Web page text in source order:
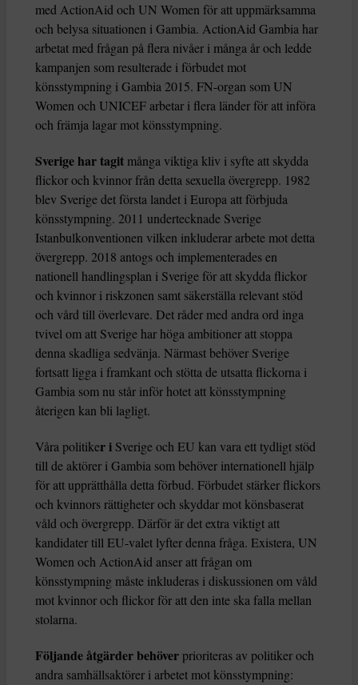
med ActionAid och UN Women för att uppmärksamma
och belysa situationen i Gambia. ActionAid Gambia har
arbetat med frågan på flera nivåer i många år och ledde
kampanjen som resulterade i förbudet mot
könsstympning i Gambia 2015. FN-organ som UN
Women och UNICEF arbetar i flera länder för att införa
och främja lagar mot könsstympning.
Sverige har tagit många viktiga kliv i syfte att skydda
flickor och kvinnor från detta sexuella övergrepp. 1982
blev Sverige det första landet i Europa att förbjuda
könsstympning. 2011 undertecknade Sverige
Istanbulkonventionen vilken inkluderar arbete mot detta
övergrepp. 2018 antogs och implementerades en
nationell handlingsplan i Sverige för att skydda flickor
och kvinnor i riskzonen samt säkerställa relevant stöd
och vård till överlevare. Det råder med andra ord inga
tvivel om att Sverige har höga ambitioner att stoppa
denna skadliga sedvänja. Närmast behöver Sverige
fortsatt ligga i framkant och stötta de utsatta flickorna i
Gambia som nu står inför hotet att könsstympning
återigen kan bli lagligt.
Våra politiker i Sverige och EU kan vara ett tydligt stöd
till de aktörer i Gambia som behöver internationell hjälp
för att upprätthålla detta förbud. Förbudet stärker flickors
och kvinnors rättigheter och skyddar mot könsbaserat
våld och övergrepp. Därför är det extra viktigt att
kandidater till EU-valet lyfter denna fråga. Existera, UN
Women och ActionAid anser att frågan om
könsstympning måste inkluderas i diskussionen om våld
mot kvinnor och flickor för att den inte ska falla mellan
stolarna.
Följande åtgärder behöverprioriteras av politiker och
andra samhällsaktörer i arbetet mot könsstympning: